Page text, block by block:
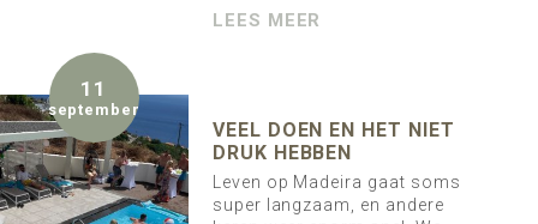
LEES MEER
11
september
VEEL DOEN EN HET NIET
DRUK HEBBEN
Leven op Madeira gaat soms
super langzaam, en andere